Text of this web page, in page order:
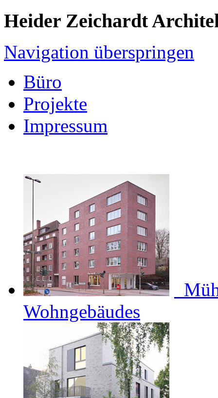
Heider Zeichardt
Navigation überspringen
Büro
Projekte
Impressum
Wohngebäudes